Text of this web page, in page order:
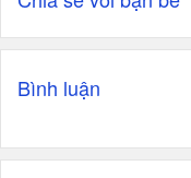
Bình luận